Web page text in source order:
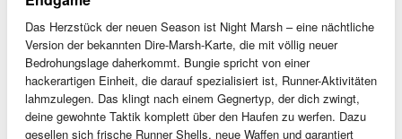
Das Herzstück der neuen Season ist Night Marsh – eine nächtliche
Version der bekannten Dire-Marsh-Karte, die mit völlig neuer
Bedrohungslage daherkommt. Bungie spricht von einer
hackerartigen Einheit, die darauf spezialisiert ist, Runner-Aktivitäten
lahmzulegen. Das klingt nach einem Gegnertyp, der dich zwingt,
deine gewohnte Taktik komplett über den Haufen zu werfen. Dazu
gesellen sich frische Runner Shells, neue Waffen und garantiert